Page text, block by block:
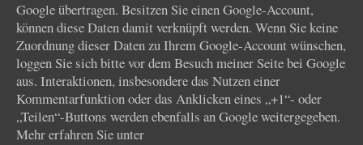
Google übertragen. Besitzen Sie einen Google-Account,
können diese Daten damit verknüpft werden. Wenn Sie keine
Zuordnung dieser Daten zu Ihrem Google-Account wünschen,
loggen Sie sich bitte vor dem Besuch meiner Seite bei Google
aus. Interaktionen, insbesondere das Nutzen einer
Kommentarfunktion oder das Anklicken eines „+1“- oder
„Teilen“-Buttons werden ebenfalls an Google weitergegeben.
Mehr erfahren Sie unter